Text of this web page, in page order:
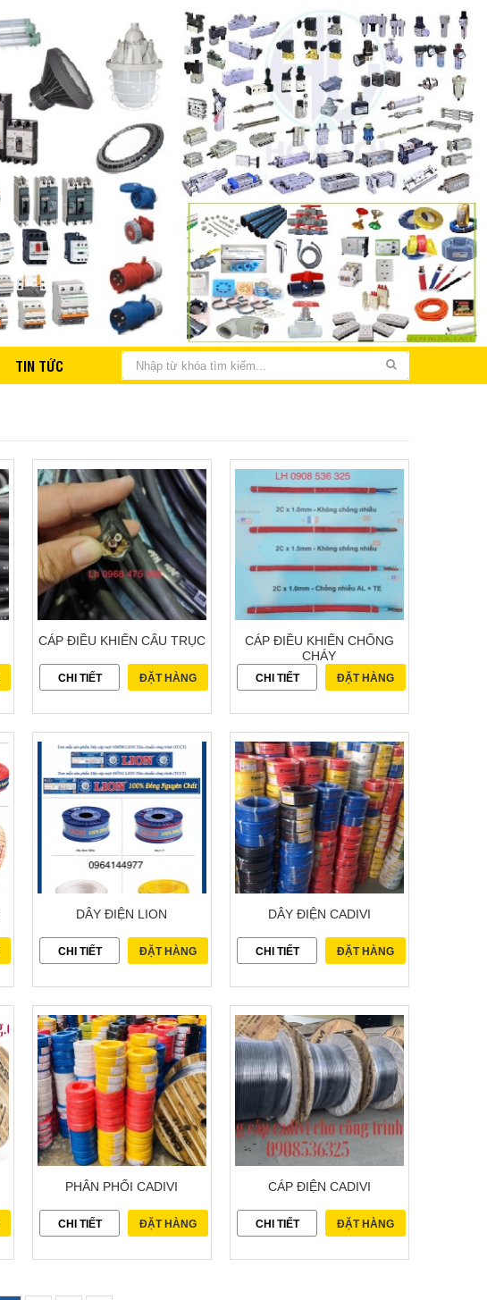
TIN TỨC THIẾT KẾ LẮP ĐẶT ĐIỆN NHÀ XƯỞNG
CÁP ĐIỀU KHIỂN CẨU TRỤC
CHI TIẾT ĐẶT HÀNG
CÁP ĐIỀU KHIỂN CHỐNG
CHÁY
CHI TIẾT ĐẶT HÀNG
DÂY ĐIỆN LION
CHI TIẾT ĐẶT HÀNG
DÂY ĐIỆN CADIVI
CHI TIẾT ĐẶT HÀNG
PHÂN PHỐI CADIVI
CHI TIẾT ĐẶT HÀNG
CÁP ĐIỆN CADIVI
CHI TIẾT ĐẶT HÀNG